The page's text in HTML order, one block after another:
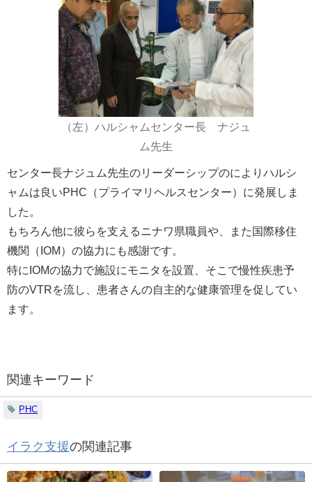
（左）ハルシャムセンター長 ナジュ
ム先生
センター長ナジュム先生のリーダーシップのによりハルシ
ャムは良いPHC（プライマリヘルスセンター）に発展しま
した。
もちろん他に彼らを支えるニナワ県職員や、また国際移住
機関（IOM）の協力にも感謝です。
特にIOMの協力で施設にモニタを設置、そこで慢性疾患予
防のVTRを流し、患者さんの自主的な健康管理を促してい
ます。
関連キーワード
PHC
イラク支援の関連記事